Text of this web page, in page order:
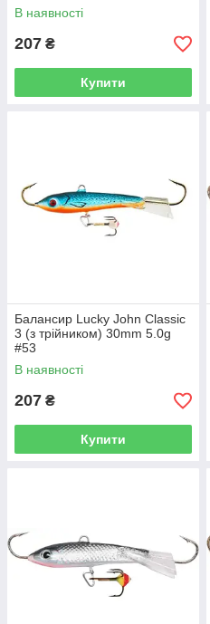
В наявності
207 ₴
Купити
Балансир Lucky John Classic
3 (з трійником) 30mm 5.0g
#53
В наявності
207 ₴
Купити